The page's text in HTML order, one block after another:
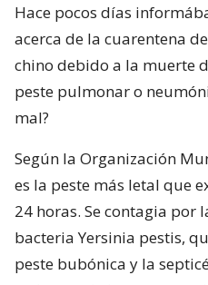
Hace pocos días
acerca de la cuarentena
chino debido a la muerte
peste pulmonar o
mal?
Según la Organización
es la peste más letal que
24 horas. Se contagia por
bacteria Yersinia pestis,
peste bubónica y la